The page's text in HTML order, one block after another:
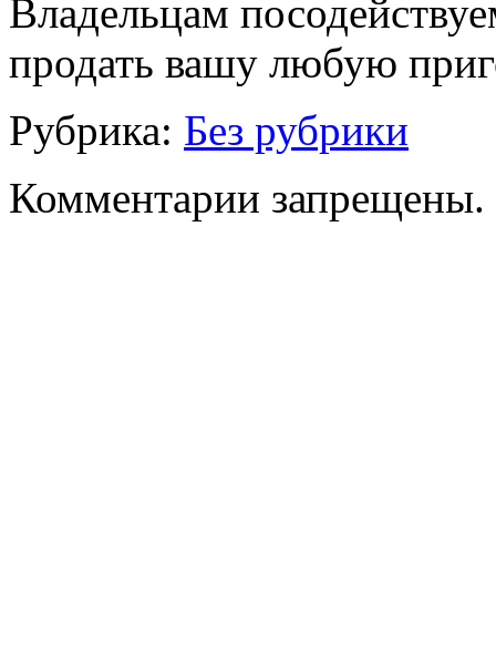
Владельцам
продать вашу любую
Рубрика: Без рубрики
Комментарии запрещены.